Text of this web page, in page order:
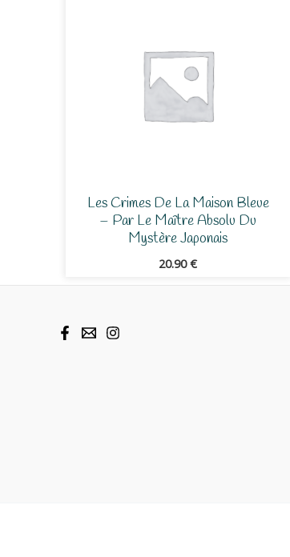
Les Crimes De La Maison Bleue
– Par Le Maître Absolu Du
Mystère Japonais
20.90€